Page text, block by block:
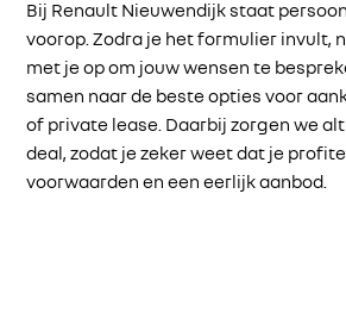
Bij Renault Nieuwendijk staat
voorop. Zodra je het formulier invult,
met je op om jouw wensen te
samen naar de beste opties voor
of private lease. Daarbij zorgen we
deal, zodat je zeker weet dat je
voorwaarden en een eerlijk aanbod.